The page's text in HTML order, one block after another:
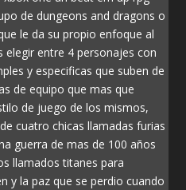
de dungeons and dragons o
le da su propio enfoque al
elegir entre 4 personajes con
y especificas que suben de
de equipo que mas que
de juego de los mismos,
cuatro chicas llamadas furias
guerra de mas de 100 años
llamados titanes para
y la paz que se perdio cuando